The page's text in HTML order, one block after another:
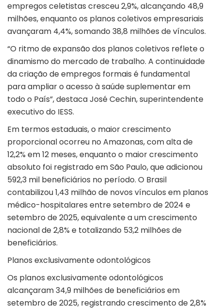
empregos celetistas cresceu 2,9%, alcançando 48,9
milhões, enquanto os planos coletivos empresariais
avançaram 4,4%, somando 38,8 milhões de vínculos.
“O ritmo de expansão dos planos coletivos reflete o
dinamismo do mercado de trabalho. A continuidade
da criação de empregos formais é fundamental
para ampliar o acesso à saúde suplementar em
todo o País”, destaca José Cechin, superintendente
executivo do IESS.
Em termos estaduais, o maior crescimento
proporcional ocorreu no Amazonas, com alta de
12,2% em 12 meses, enquanto o maior crescimento
absoluto foi registrado em São Paulo, que adicionou
592,3 mil beneficiários no período. O Brasil
contabilizou 1,43 milhão de novos vínculos em planos
médico-hospitalares entre setembro de 2024 e
setembro de 2025, equivalente a um crescimento
nacional de 2,8% e totalizando 53,2 milhões de
beneficiários.
Planos exclusivamente odontológicos
Os planos exclusivamente odontológicos
alcançaram 34,9 milhões de beneficiários em
setembro de 2025, registrando crescimento de 2,8%